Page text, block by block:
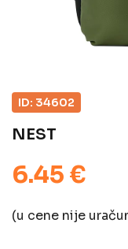
ID: 34602
NEST
6.45 €
(u cene nije